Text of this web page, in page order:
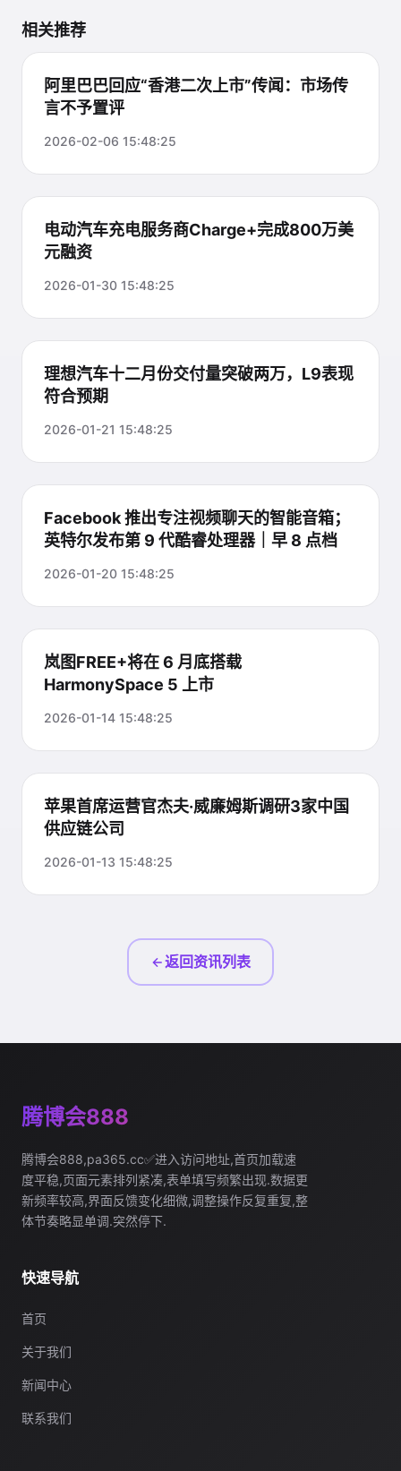
相关推荐
阿里巴巴回应“香港二次上市”传闻：市场传
言不予置评
2026-02-06 15:48:25
电动汽车充电服务商Charge+完成800万美
元融资
2026-01-30 15:48:25
理想汽车十二月份交付量突破两万，L9表现
符合预期
2026-01-21 15:48:25
Facebook 推出专注视频聊天的智能音箱；
英特尔发布第 9 代酷睿处理器｜早 8 点档
2026-01-20 15:48:25
岚图FREE+将在 6 月底搭载
HarmonySpace 5 上市
2026-01-14 15:48:25
苹果首席运营官杰夫·威廉姆斯调研3家中国
供应链公司
2026-01-13 15:48:25
返回资讯列表
腾博会888
腾博会888,pa365.cc✅进入访问地址,首页加载速
度平稳,页面元素排列紧凑,表单填写频繁出现.数据更
新频率较高,界面反馈变化细微,调整操作反复重复,整
体节奏略显单调.突然停下.
快速导航
首页
关于我们
新闻中心
联系我们